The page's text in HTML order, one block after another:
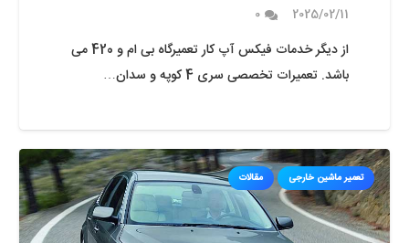
2025/02/11
0
از دیگر خدمات فیکس آپ کار تعمیرگاه بی ام و 420 می
باشد. تعمیرات تخصصی سری 4 کوپه و سدان…
تعمیر ماشین خارجی مقالات